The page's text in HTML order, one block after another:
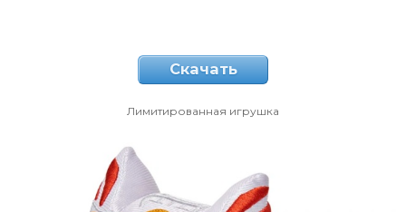
Скачать
Лимитированная игрушка